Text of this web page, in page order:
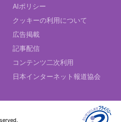
AIポリシー
クッキーの利用について
広告掲載
記事配信
コンテンツ二次利用
日本インターネット報道協会